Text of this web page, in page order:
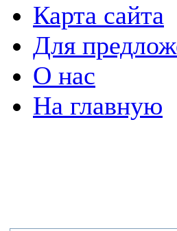
Карта сайта
Для
О нас
На главную